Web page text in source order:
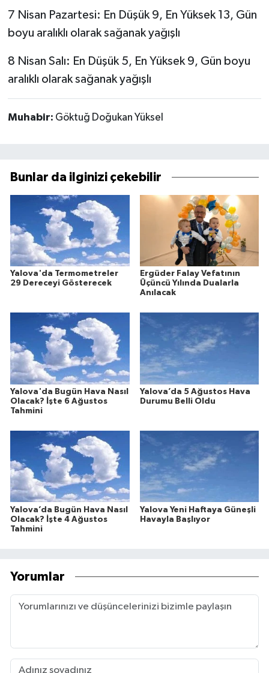
7 Nisan Pazartesi: En Düşük 9, En Yüksek 13, Gün
boyu aralıklı olarak sağanak yağışlı
8 Nisan Salı: En Düşük 5, En Yüksek 9, Gün boyu
aralıklı olarak sağanak yağışlı
Muhabir: Göktuğ Doğukan Yüksel
Bunlar da ilginizi çekebilir
Yalova'da Termometreler
29 Dereceyi Gösterecek
Ergüder Falay Vefatının
Üçüncü Yılında Dualarla
Anılacak
Yalova'da Bugün Hava Nasıl
Olacak? İşte 6 Ağustos
Tahmini
Yalova’da 5 Ağustos Hava
Durumu Belli Oldu
Yalova’da Bugün Hava Nasıl
Olacak? İşte 4 Ağustos
Tahmini
Yalova Yeni Haftaya Güneşli
Havayla Başlıyor
Yorumlar